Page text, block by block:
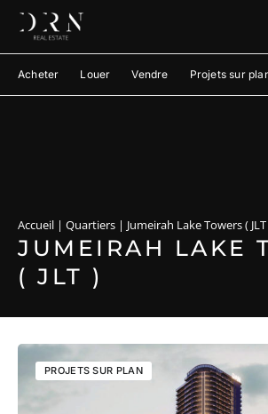
Acheter Louer Vendre Projets sur
Accueil | Quartiers | Jumeirah Lake Towers​ (
JUMEIRAH LAKE
( JLT )
PROJETS SUR PLAN